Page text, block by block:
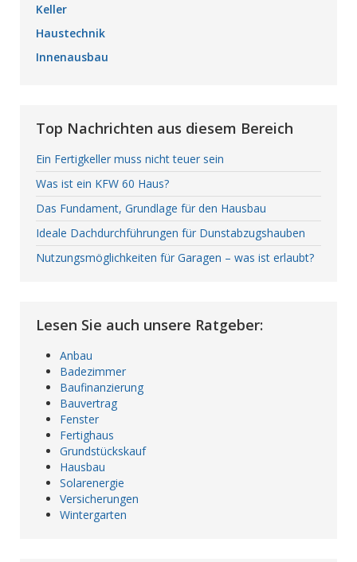
Keller
Haustechnik
Innenausbau
Top Nachrichten aus diesem Bereich
Ein Fertigkeller muss nicht teuer sein
Was ist ein KFW 60 Haus?
Das Fundament, Grundlage für den Hausbau
Ideale Dachdurchführungen für Dunstabzugshauben
Nutzungsmöglichkeiten für Garagen – was ist erlaubt?
Lesen Sie auch unsere Ratgeber:
Anbau
Badezimmer
Baufinanzierung
Bauvertrag
Fenster
Fertighaus
Grundstückskauf
Hausbau
Solarenergie
Versicherungen
Wintergarten